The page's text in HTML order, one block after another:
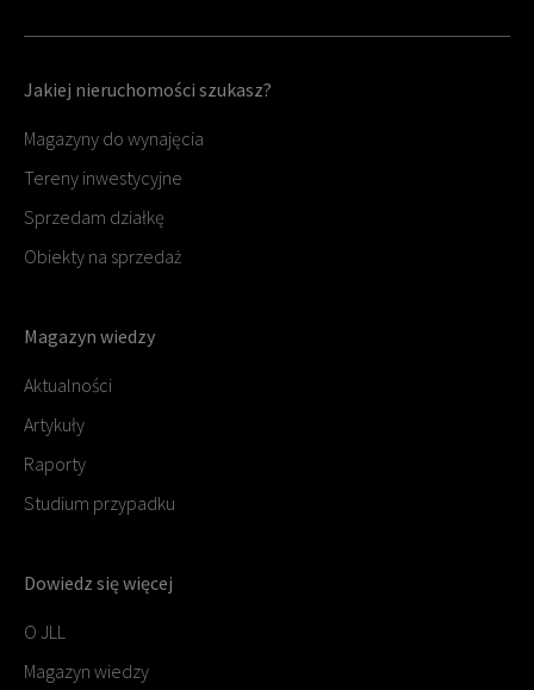
Jakiej nieruchomości szukasz?
Magazyny do wynajęcia
Tereny inwestycyjne
Sprzedam działkę
Obiekty na sprzedaż
Magazyn wiedzy
Aktualności
Artykuły
Raporty
Studium przypadku
Dowiedz się więcej
O JLL
Magazyn wiedzy